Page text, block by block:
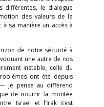
différentes, le dialogue
des valeurs de la
sa manière un accès à
de notre sécurité à
une autre de nos
instable, celle du
ont été depuis
je pense au différend
de nourrir la montée
Israël et l’Irak s’est